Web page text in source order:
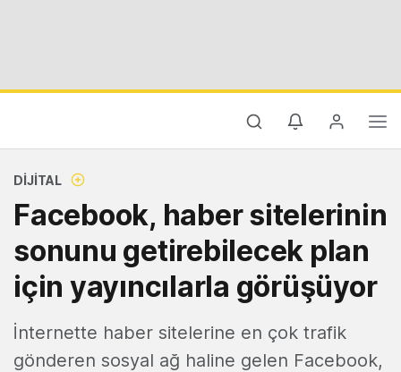
DIJITAL
Facebook, haber sitelerinin
sonunu getirebilecek plan
için yayıncılarla görüşüyor
İnternette haber sitelerine en çok trafik
gönderen sosyal ağ haline gelen Facebook,